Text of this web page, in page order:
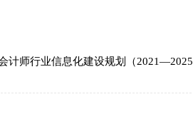
计师行业信息化建设规划（2021—2025